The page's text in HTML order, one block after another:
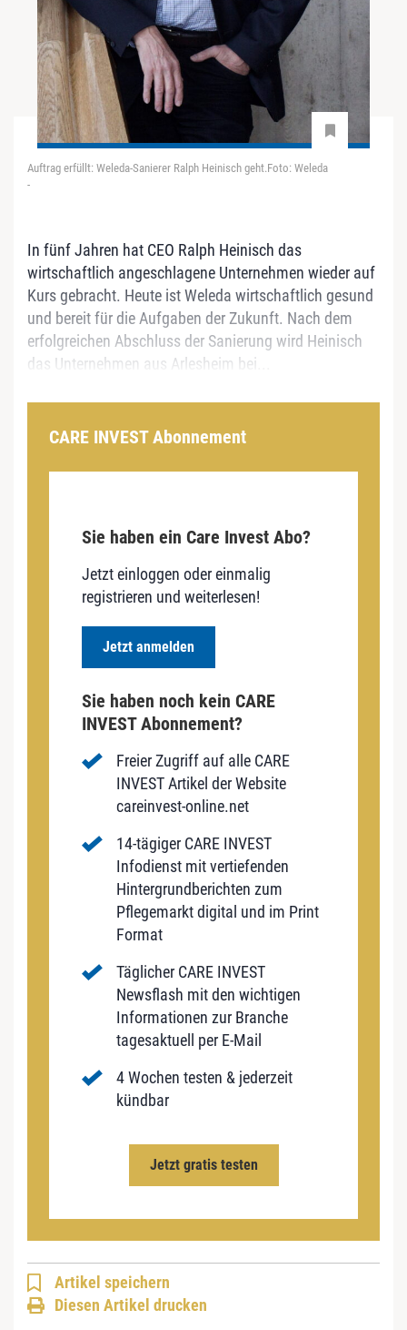
Auftrag erfüllt: Weleda-Sanierer Ralph Heinisch geht.Foto: Weleda
-
In fünf Jahren hat CEO Ralph Heinisch das
wirtschaftlich angeschlagene Unternehmen wieder auf
Kurs gebracht. Heute ist Weleda wirtschaftlich gesund
und bereit für die Aufgaben der Zukunft. Nach dem
erfolgreichen Abschluss der Sanierung wird Heinisch
das Unternehmen aus Arlesheim bei...
CARE INVEST Abonnement
Sie haben ein Care Invest Abo?
Jetzt einloggen oder einmalig
registrieren und weiterlesen!
Jetzt anmelden
Sie haben noch kein CARE
INVEST Abonnement?
Freier Zugriff auf alle CARE
INVEST Artikel der Website
careinvest-online.net
14-tägiger CARE INVEST
Infodienst mit vertiefenden
Hintergrundberichten zum
Pflegemarkt digital und im Print
Format
Täglicher CARE INVEST
Newsflash mit den wichtigen
Informationen zur Branche
tagesaktuell per E-Mail
4 Wochen testen & jederzeit
kündbar
Jetzt gratis testen
Artikel speichern
Diesen Artikel drucken